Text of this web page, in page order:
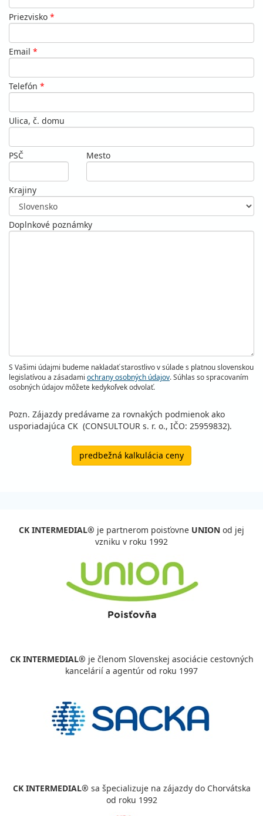
Priezvisko *
Email *
Telefón *
Ulica, č. domu
PSČ Mesto
Krajiny
Doplnkové poznámky
S Vašimi údajmi budeme nakladať starostlivo v súlade s platnou slovenskou
legislatívou a zásadami ochrany osobných údajov. Súhlas so spracovaním
osobných údajov môžete kedykoľvek odvolať.
Pozn. Zájazdy predávame za rovnakých podmienok ako
usporiadajúca CK (CONSULTOUR s. r. o., IČO: 25959832).
predbežná kalkulácia ceny
CK INTERMEDIAL® je partnerom poisťovne UNION od jej
vzniku v roku 1992
CK INTERMEDIAL® je členom Slovenskej asociácie cestovných
kancelárií a agentúr od roku 1997
CK INTERMEDIAL® sa špecializuje na zájazdy do Chorvátska
od roku 1992